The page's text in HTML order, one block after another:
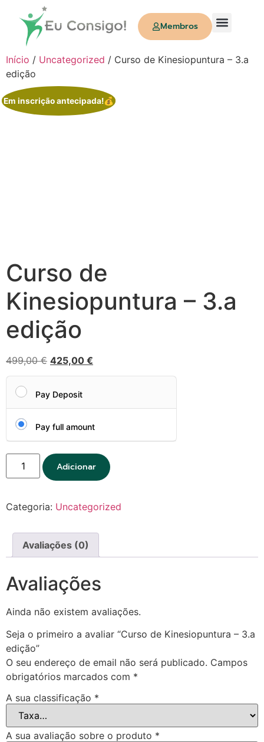
Membros
Início / Uncategorized / Curso de Kinesiopuntura – 3.a
edição
Em inscrição antecipada!💰
Curso de
Kinesiopuntura – 3.a
edição
499,00€ 425,00 €
Pay Deposit
Pay full amount
Adicionar
Categoria: Uncategorized
Avaliações (0)
Avaliações
Ainda não existem avaliações.
Seja o primeiro a avaliar “Curso de Kinesiopuntura – 3.a
edição”
O seu endereço de email não será publicado. Campos
obrigatórios marcados com *
A sua classificação *
A sua avaliação sobre o produto *